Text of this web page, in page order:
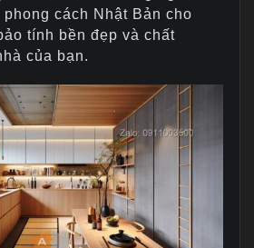
cách Nhật Bản cho
tính bền đẹp và chất
của bạn.